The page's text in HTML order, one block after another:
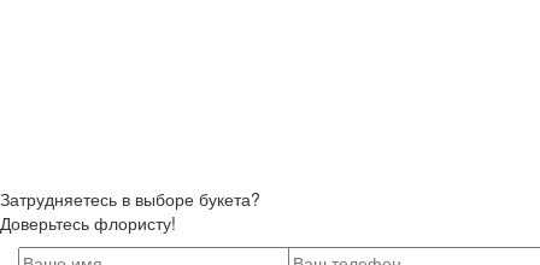
Затрудняетесь в выборе букета?
Доверьтесь флористу!